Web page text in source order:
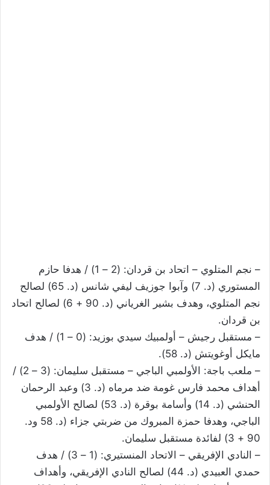
– نجم المتلوي – اتحاد بن قردان: (2 – 1) / هدفا حازم
المستوري (د. 7) وآبوا جوزيف ليفي شانس (د. 65) لصالح
نجم المتلوي، وهدف بشير الغرياني (د. 90 + 6) لصالح اتحاد
بن قردان.
– مستقبل رجيش – أولمبيك سيدي بوزيد: (0 – 1) / هدف
مايكل أوغويتش (د. 58).
– ملعب باجة: الأولمبي الباجي – مستقبل سليمان: (3 – 2) /
أهداف محمد فارس غومة ضد مرماه (د. 3) وعبد الرحمان
الحنشي (د. 14) وأسامة بوقرة (د. 53) لصالح الأولمبي
الباجي، وهدفا حمزة المبروك من ضربتي جزاء (د. 58 ود.
90 + 3) لفائدة مستقبل سليمان.
– النادي الإفريقي – الاتحاد المنستيري: (1 – 3) / هدف
حمدي العبيدي (د. 44) لصالح النادي الإفريقي، وأهداف